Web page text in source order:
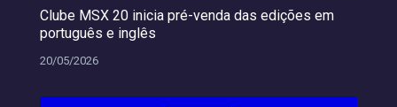
Clube MSX 20 inicia pré-venda das edições em
português e inglês
20/05/2026